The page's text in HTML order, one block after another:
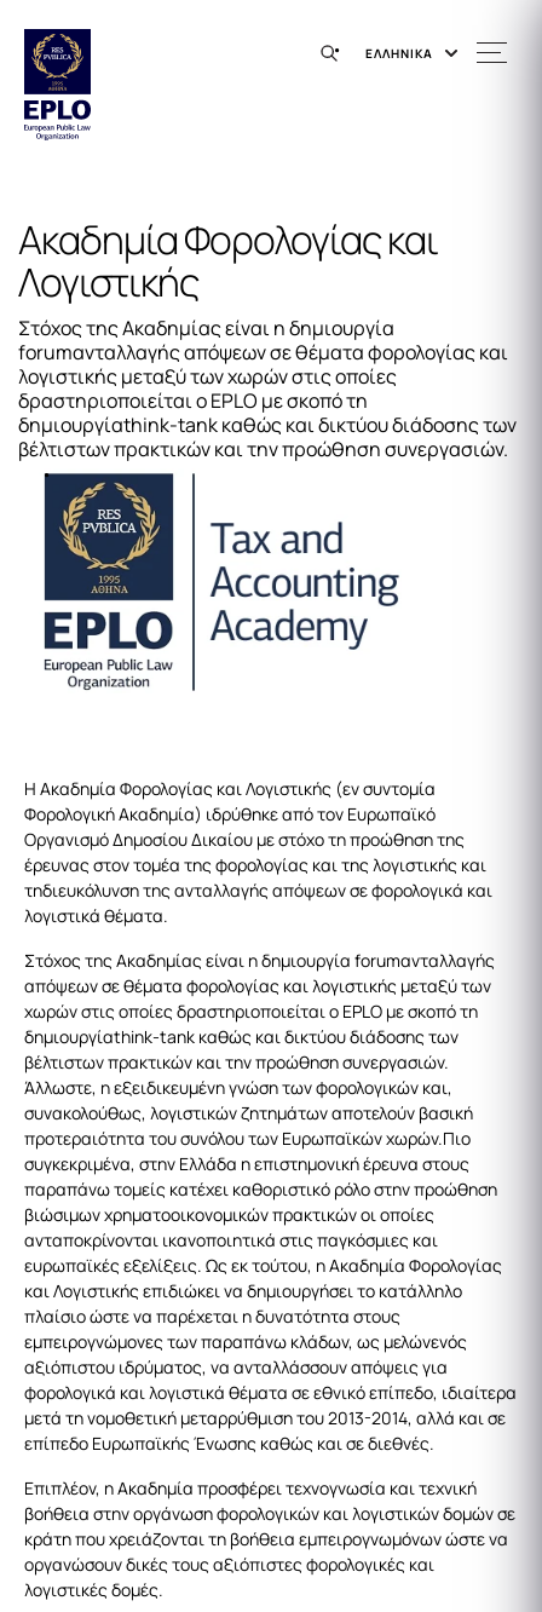
ΕΛΛΗΝΙΚΑ
Ακαδημία Φορολογίας και
Λογιστικής
Στόχος της Ακαδημίας είναι η δημιουργία
forumανταλλαγής απόψεων σε θέματα φορολογίας και
λογιστικής μεταξύ των χωρών στις οποίες
δραστηριοποιείται ο EPLO με σκοπό τη
δημιουργίαthink-tank καθώς και δικτύου διάδοσης των
βέλτιστων πρακτικών και την προώθηση συνεργασιών.
Η Ακαδημία Φορολογίας και Λογιστικής (εν συντομία
Φορολογική Ακαδημία) ιδρύθηκε από τον Ευρωπαϊκό
Οργανισμό Δημοσίου Δικαίου με στόχο τη προώθηση της
έρευνας στον τομέα της φορολογίας και της λογιστικής και
τηδιευκόλυνση της ανταλλαγής απόψεων σε φορολογικά και
λογιστικά θέματα.
Στόχος της Ακαδημίας είναι η δημιουργία forumανταλλαγής
απόψεων σε θέματα φορολογίας και λογιστικής μεταξύ των
χωρών στις οποίες δραστηριοποιείται ο EPLO με σκοπό τη
δημιουργίαthink-tank καθώς και δικτύου διάδοσης των
βέλτιστων πρακτικών και την προώθηση συνεργασιών.
Άλλωστε, η εξειδικευμένη γνώση των φορολογικών και,
συνακολούθως, λογιστικών ζητημάτων αποτελούν βασική
προτεραιότητα του συνόλου των Ευρωπαϊκών χωρών.Πιο
συγκεκριμένα, στην Ελλάδα η επιστημονική έρευνα στους
παραπάνω τομείς κατέχει καθοριστικό ρόλο στην προώθηση
βιώσιμων χρηματοοικονομικών πρακτικών οι οποίες
ανταποκρίνονται ικανοποιητικά στις παγκόσμιες και
ευρωπαϊκές εξελίξεις. Ως εκ τούτου, η Ακαδημία Φορολογίας
και Λογιστικής επιδιώκει να δημιουργήσει το κατάλληλο
πλαίσιο ώστε να παρέχεται η δυνατότητα στους
εμπειρογνώμονες των παραπάνω κλάδων, ως μελώνενός
αξιόπιστου ιδρύματος, να ανταλλάσσουν απόψεις για
φορολογικά και λογιστικά θέματα σε εθνικό επίπεδο, ιδιαίτερα
μετά τη νομοθετική μεταρρύθμιση του 2013-2014, αλλά και σε
επίπεδο Ευρωπαϊκής Ένωσης καθώς και σε διεθνές.
Επιπλέον, η Ακαδημία προσφέρει τεχνογνωσία και τεχνική
βοήθεια στην οργάνωση φορολογικών και λογιστικών δομών σε
κράτη που χρειάζονται τη βοήθεια εμπειρογνωμόνων ώστε να
οργανώσουν δικές τους αξιόπιστες φορολογικές και
λογιστικές δομές.